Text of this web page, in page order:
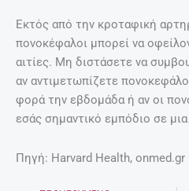
Εκτός από την κροταφική
πονοκέφαλοι μπορεί να
αιτίες. Μη διστάσετε να
αν αντιμετωπίζετε
φορά την εβδομάδα ή αν οι
εσάς σημαντικό εμπόδιο σε
Πηγή: Harvard Health, onmed.gr